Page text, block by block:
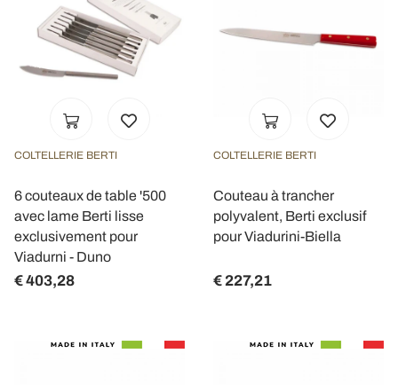
COLTELLERIE BERTI
6 couteaux de table '500
avec lame Berti lisse
exclusivement pour
Viadurni - Duno
€ 403,28
COLTELLERIE BERTI
Couteau à trancher
polyvalent, Berti exclusif
pour Viadurini-Biella
€ 227,21